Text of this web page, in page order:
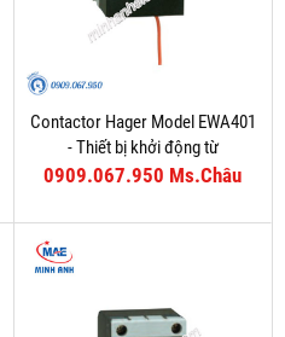
Contactor Hager Model EWA401
- Thiết bị khởi động từ
0909.067.950 Ms.Châu